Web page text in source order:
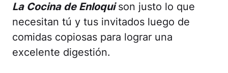
La Cocina de Enloquison justo lo que
necesitan tú y tus invitados luego de
comidas copiosas para lograr una
excelente digestión.